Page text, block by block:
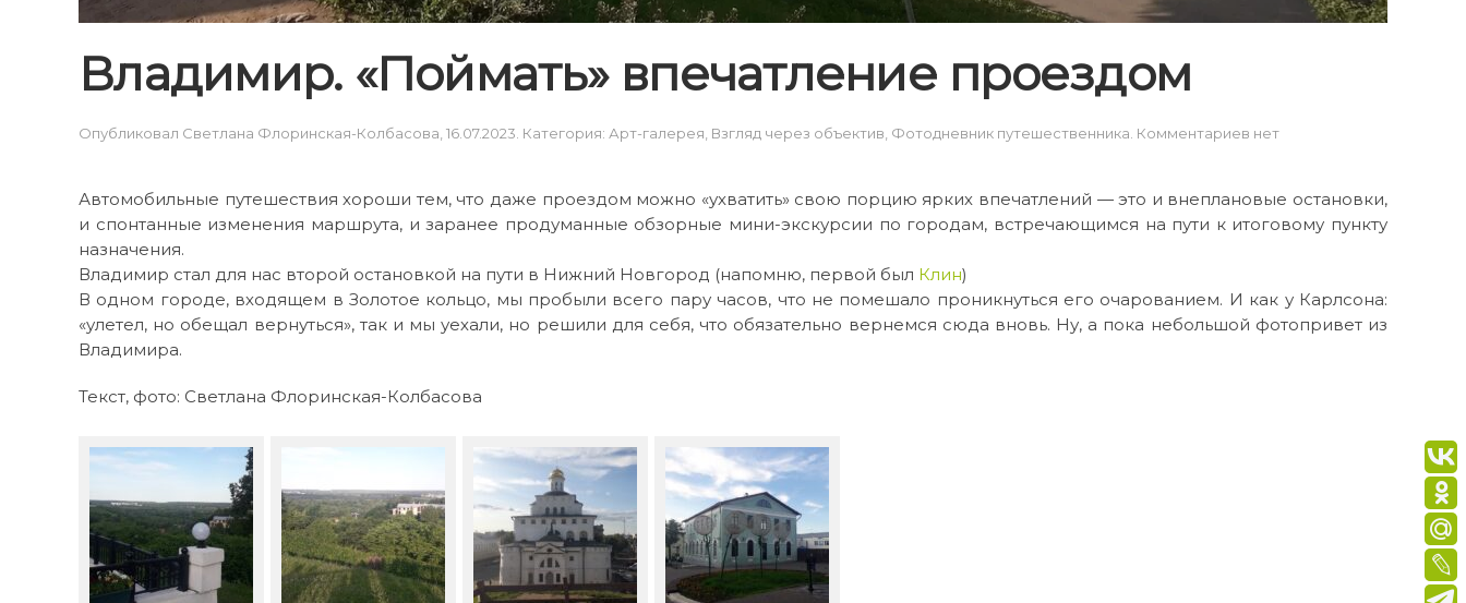
Владимир. «Поймать» впечатление проездом
Опубликовал Светлана Флоринская-Колбасова 16.07.2023 . Категория: Арт-галерея Взгляд через объектив Фотодневник путешественника Комментариев к
впечатление
проездом
нет
Автомобильные путешествия хороши тем, что даже проездом можно «ухватить» свою порцию ярких впечатлений — это и внеплановые остановки,
и спонтанные изменения маршрута, и заранее продуманные обзорные мини-экскурсии по городам, встречающимся на пути к итоговому пункту
назначения.
Владимир стал для нас второй остановкой на пути в Нижний Новгород (напомню, первой был Клин)
В одном городе, входящем в Золотое кольцо, мы пробыли всего пару часов, что не помешало проникнуться его очарованием. И как у Карлсона:
«улетел, но обещал вернуться», так и мы уехали, но решили для себя, что обязательно вернемся сюда вновь. Ну, а пока небольшой фотопривет из
Владимира.
Текст, фото: Светлана Флоринская-Колбасова